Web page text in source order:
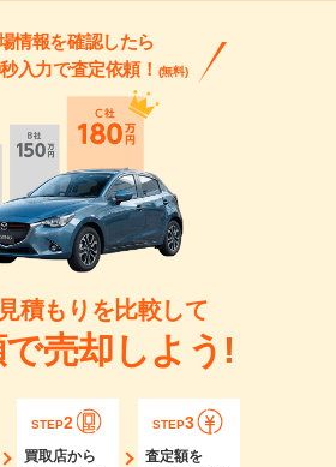
情報を確認したら
入力で査定依頼！ (無料)
積もりを比較して
売却しよう!
STEP2
買取店から
STEP3
査定額を